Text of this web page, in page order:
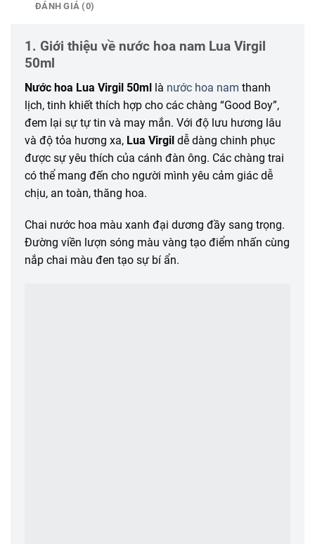
ĐÁNH GIÁ (0)
1. Giới thiệu về nước hoa nam Lua Virgil
50ml
Nước hoa Lua Virgil 50ml là nước hoa nam thanh
lịch, tinh khiết thích hợp cho các chàng “Good Boy”,
đem lại sự tự tin và may mắn. Với độ lưu hương lâu
và độ tỏa hương xa, Lua Virgil dễ dàng chinh phục
được sự yêu thích của cánh đàn ông. Các chàng trai
có thể mang đến cho người mình yêu cảm giác dễ
chịu, an toàn, thăng hoa.
Chai nước hoa màu xanh đại dương đầy sang trọng.
Đường viền lượn sóng màu vàng tạo điểm nhấn cùng
nắp chai màu đen tạo sự bí ẩn.